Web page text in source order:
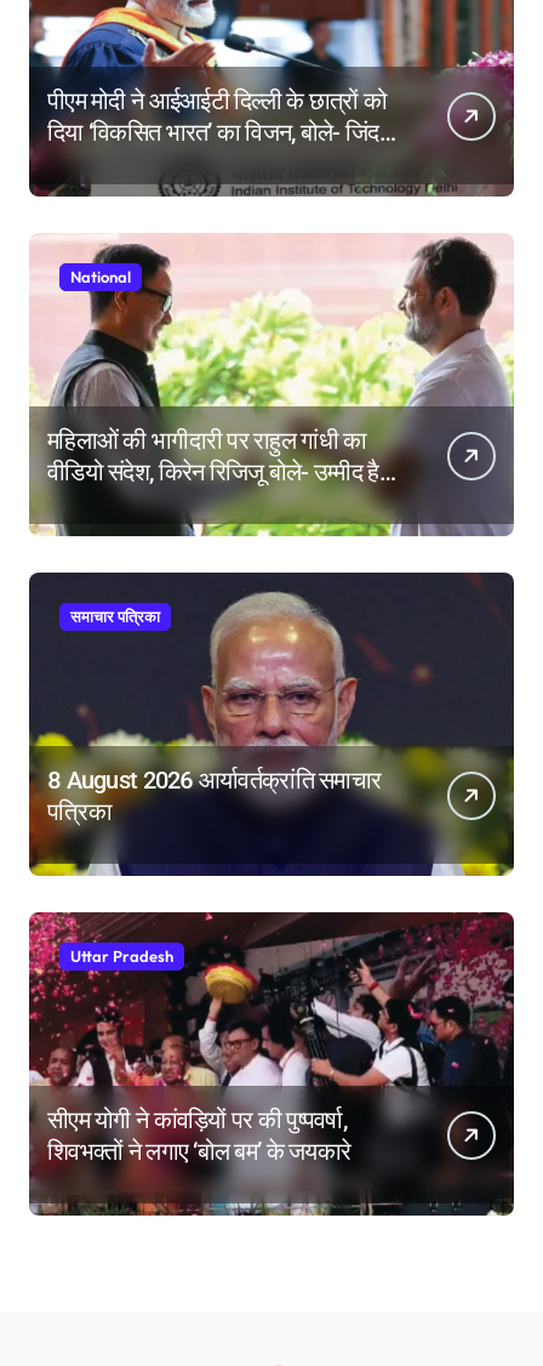
पीएम मोदी ने आईआईटी दिल्ली के छात्रों को
दिया ‘विकसित भारत’ का विजन, बोले- जिंदगी
की परीक्षा में सब कुछ आउट ऑफ सिलेबस
होता है
National
महिलाओं की भागीदारी पर राहुल गांधी का
वीडियो संदेश, किरेन रिजिजू बोले- उम्मीद है
महिला आरक्षण बिल का बिना शर्त करेंगे
समर्थन
समाचार पत्रिका
8 August 2026 आर्यावर्तक्रांति समाचार
पत्रिका
Uttar Pradesh
सीएम योगी ने कांवड़ियों पर की पुष्पवर्षा,
शिवभक्तों ने लगाए ‘बोल बम’ के जयकारे